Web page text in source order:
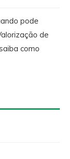
pode
de
como